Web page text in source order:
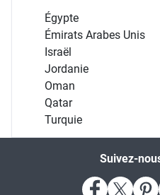
Égypte
Émirats Arabes Unis
Israël
Jordanie
Oman
Qatar
Turquie
Suivez-